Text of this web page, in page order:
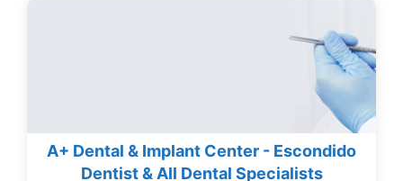
A+ Dental & Implant Center - Escondido
Dentist & All Dental Specialists